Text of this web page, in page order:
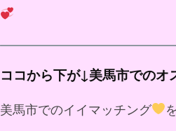
ココから下が↓美馬市でのオ
美馬市でのイイマッチング